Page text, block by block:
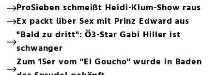
ProSieben schmeißt Heidi-Klum-Show raus
Ex packt über Sex mit Prinz Edward aus
"Bald zu dritt": Ö3-Star Gabi Hiller ist
schwanger
Zum 15er vom "El Goucho" wurde in Baden